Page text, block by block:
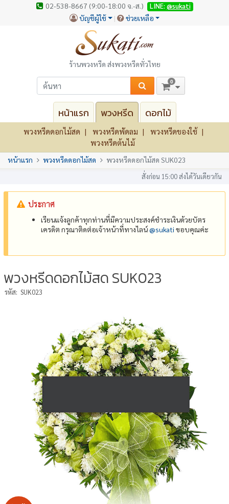
02-538-8667 (9:00-18:00 จ.-ส.) LINE: @sukati
บัญชีผู้ใช้ ช่วยเหลือ
ร้านพวงหรีด ส่งพวงหรีดทั่วไทย
0
หน้าแรก พวงหรีด ดอกไม้
พวงหรีดดอกไม้สด พวงหรีดพัดลม
พวงหรีดของใช้
พวงหรีดต้นไม้
หน้าแรก พวงหรีดดอกไม้สด พวงหรีดดอกไม้สด SUK023
สั่งก่อน 15:00 ส่งได้วันเดียวกัน
ประกาศ
เรียนแจ้งลูกค้าทุกท่านที่มีความประสงค์ชำระเงินด้วยบัตร
เครดิต กรุณาติดต่อเจ้าหน้าที่ทางไลน์@‌sukati ขอบคุณค่ะ
พวงหรีดดอกไม้สด SUK023
รหัส: SUK023